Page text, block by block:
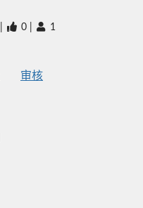
0 1
审核